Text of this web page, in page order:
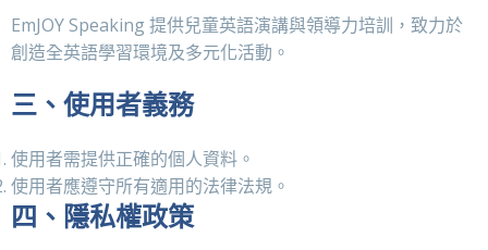
EmJOY Speaking 提供兒童英語演講與領導力培訓，致力於
創造全英語學習環境及多元化活動。
三、使用者義務
使用者需提供正確的個人資料。
使用者應遵守所有適用的法律法規。
四、隱私權政策